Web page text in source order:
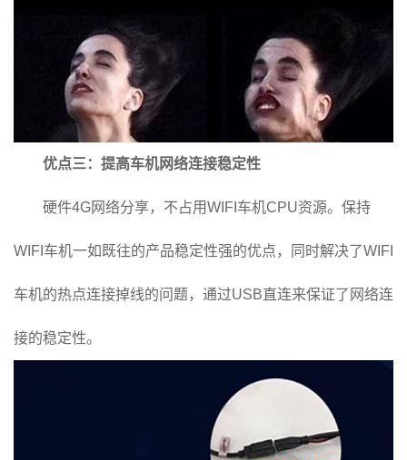
优点三：提高车机网络连接稳定性
硬件4G网络分享，不占用WIFI车机CPU资源。保持
WIFI车机一如既往的产品稳定性强的优点，同时解决了WIFI
车机的热点连接掉线的问题，通过USB直连来保证了网络连
接的稳定性。